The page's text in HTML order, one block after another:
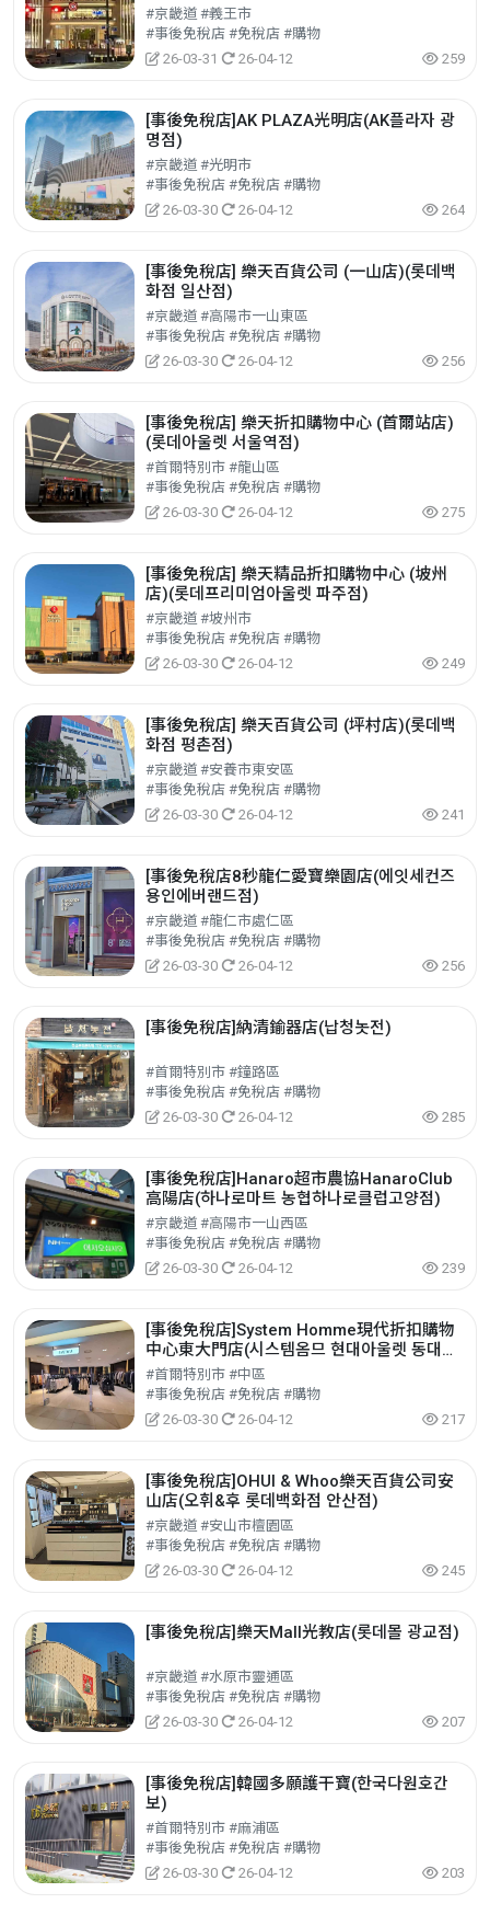
#京畿道 #義王市
#事後免稅店 #免稅店 #購物
26-03-31
26-04-12 259
[事後免稅店]AK PLAZA光明店(AK플라자 광
명점)
#京畿道 #光明市
#事後免稅店 #免稅店 #購物
26-03-30
26-04-12 264
[事後免稅店] 樂天百貨公司 (一山店)(롯데백
화점 일산점)
#京畿道 #高陽市一山東區
#事後免稅店 #免稅店 #購物
26-03-30
26-04-12 256
[事後免稅店] 樂天折扣購物中心 (首爾站店)
(롯데아울렛 서울역점)
#首爾特別市 #龍山區
#事後免稅店 #免稅店 #購物
26-03-30
26-04-12 275
[事後免稅店] 樂天精品折扣購物中心 (坡州
店)(롯데프리미엄아울렛 파주점)
#京畿道 #坡州市
#事後免稅店 #免稅店 #購物
26-03-30
26-04-12 249
[事後免稅店] 樂天百貨公司 (坪村店)(롯데백
화점 평촌점)
#京畿道 #安養市東安區
#事後免稅店 #免稅店 #購物
26-03-30
26-04-12 241
[事後免稅店8秒龍仁愛寶樂園店(에잇세컨즈
용인에버랜드점)
#京畿道 #龍仁市處仁區
#事後免稅店 #免稅店 #購物
26-03-30
26-04-12 256
[事後免稅店]納清鍮器店(납청놋전)
#首爾特別市 #鐘路區
#事後免稅店 #免稅店 #購物
26-03-30
26-04-12 285
[事後免稅店]Hanaro超市農協HanaroClub
高陽店(하나로마트 농협하나로클럽고양점)
#京畿道 #高陽市一山西區
#事後免稅店 #免稅店 #購物
26-03-30
26-04-12 239
[事後免稅店]System Homme現代折扣購物
中心東大門店(시스템옴므 현대아울렛 동대문
점)
#首爾特別市 #中區
#事後免稅店 #免稅店 #購物
26-03-30
26-04-12 217
[事後免稅店]OHUI & Whoo樂天百貨公司安
山店(오휘&후 롯데백화점 안산점)
#京畿道 #安山市檀園區
#事後免稅店 #免稅店 #購物
26-03-30
26-04-12 245
[事後免稅店]樂天Mall光教店(롯데몰 광교점)
#京畿道 #水原市靈通區
#事後免稅店 #免稅店 #購物
26-03-30
26-04-12 207
[事後免稅店]韓國多願護干寶(한국다원호간
보)
#首爾特別市 #麻浦區
#事後免稅店 #免稅店 #購物
26-03-30
26-04-12 203